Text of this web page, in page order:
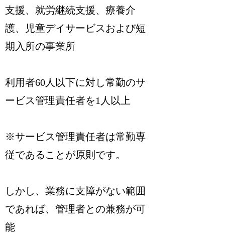
支援、就労継続支援、療養介
護、児童デイサービスおよび短
期入所の事業所
利用者60人以下に対し常勤のサ
ービス管理責任者を1人以上
※サービス管理責任者は常勤専
従であることが原則です。
しかし、業務に支障がない範囲
であれば、管理者との兼務が可
能